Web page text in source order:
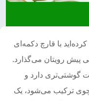
با قارچ دکمه‌ای
پیش رویتان می‌گذارد.
گوشتی‌تری دارد و
ترکیب می‌شود، یک